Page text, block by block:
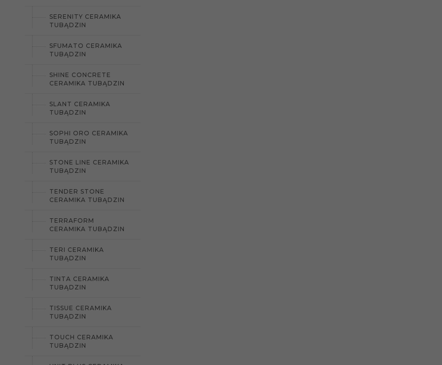
SERENITY CERAMIKA
TUBĄDZIN
SFUMATO CERAMIKA
TUBĄDZIN
SHINE CONCRETE
CERAMIKA TUBĄDZIN
SLANT CERAMIKA
TUBĄDZIN
SOPHI ORO CERAMIKA
TUBĄDZIN
STONE LINE CERAMIKA
TUBĄDZIN
TENDER STONE
CERAMIKA TUBĄDZIN
TERRAFORM
CERAMIKA TUBĄDZIN
TERI CERAMIKA
TUBĄDZIN
TINTA CERAMIKA
TUBĄDZIN
TISSUE CERAMIKA
TUBĄDZIN
TOUCH CERAMIKA
TUBĄDZIN